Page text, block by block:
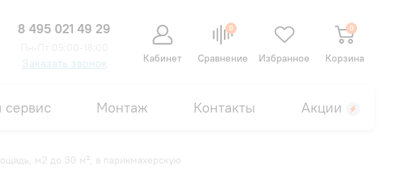
8 495 021 49 29
Заказать звонок Кабинет
0
Сравнение Избранное
0
Корзина
сервис Монтаж Контакты Акции
м2 до 30 м², в парикмахерскую